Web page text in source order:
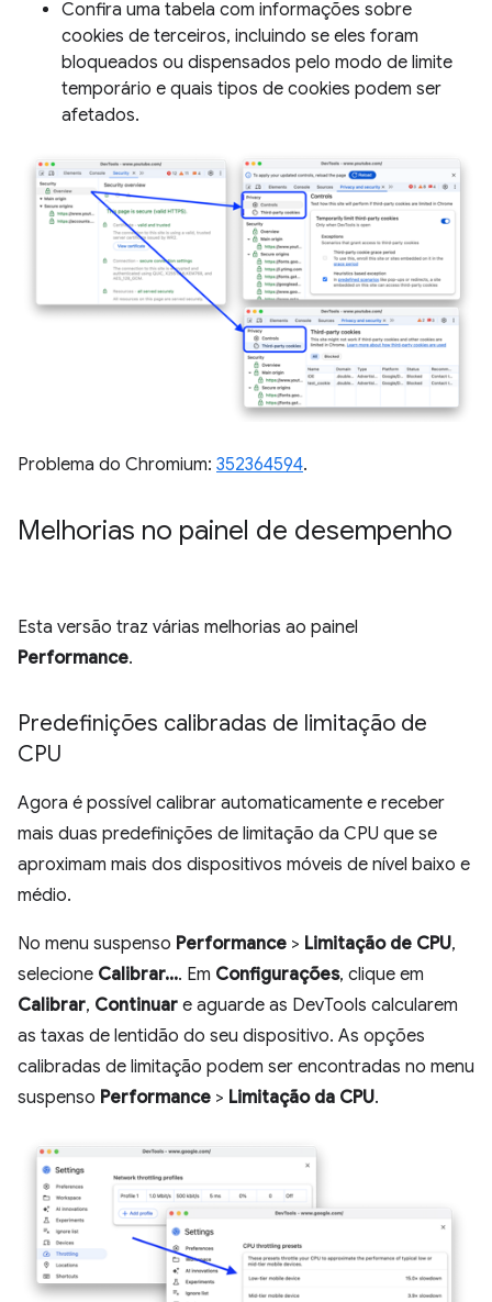
Confira uma tabela com informações sobre
cookies de terceiros, incluindo se eles foram
bloqueados ou dispensados pelo modo de limite
temporário e quais tipos de cookies podem ser
afetados.
Problema do Chromium: 352364594.
Melhorias no painel de desempenho
Esta versão traz várias melhorias ao painel
Performance.
Predefinições calibradas de limitação de
CPU
Agora é possível calibrar automaticamente e receber
mais duas predefinições de limitação da CPU que se
aproximam mais dos dispositivos móveis de nível baixo e
médio.
No menu suspenso Performance > Limitação de CPU,
selecione Calibrar.... Em Configurações, clique em
Calibrar, Continuar e aguarde as DevTools calcularem
as taxas de lentidão do seu dispositivo. As opções
calibradas de limitação podem ser encontradas no menu
suspenso Performance > Limitação da CPU.